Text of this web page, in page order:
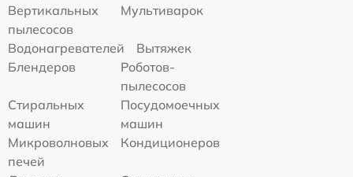
Вертикальных
пылесосов
Мультиварок
Водонагревателей
Вытяжек
Блендеров
Роботов-
пылесосов
Стиральных
машин
Посудомоечных
машин
Микроволновых
печей
Кондиционеров